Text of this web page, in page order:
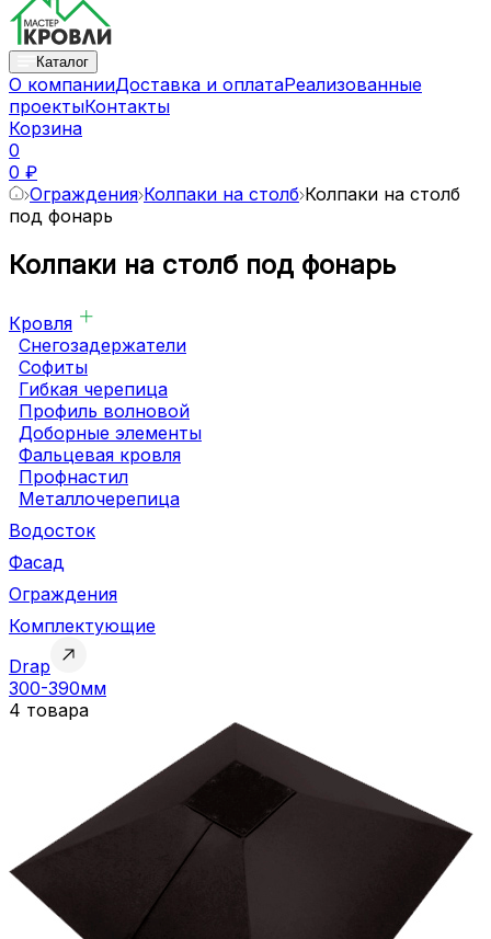
Каталог
О компанииДоставка и оплатаРеализованные
проектыКонтакты
Корзина
0
0 ₽
Ограждения Колпаки на столб Колпаки на столб
под фонарь
Колпаки на столб под фонарь
Кровля
Снегозадержатели
Софиты
Гибкая черепица
Профиль волновой
Доборные элементы
Фальцевая кровля
Профнастил
Металлочерепица
Водосток
Фасад
Ограждения
Комплектующие
Drap
300-390мм
4 товара